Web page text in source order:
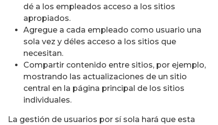
dé a los empleados acceso a los sitios
apropiados.
Agregue a cada empleado como usuario una
sola vez y déles acceso a los sitios que
necesitan.
Compartir contenido entre sitios, por ejemplo,
mostrando las actualizaciones de un sitio
central en la página principal de los sitios
individuales.
La gestión de usuarios por sí sola hará que esta